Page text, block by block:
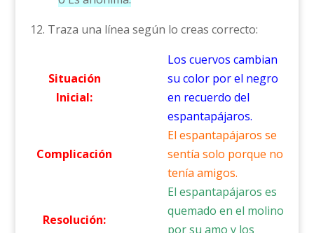
12. Traza una línea según lo creas correcto:
Situación
Inicial:
Los cuervos cambian
su color por el negro
en recuerdo del
espantapájaros.
Complicación
El espantapájaros se
sentía solo porque no
tenía amigos.
Resolución:
El espantapájaros es
quemado en el molino
por su amo y los